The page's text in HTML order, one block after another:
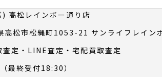
高松レインボー通り店
松市松縄町1053-21 サンライフレイン
査定・LINE査定・宅配買取査定
最終受付18:30）